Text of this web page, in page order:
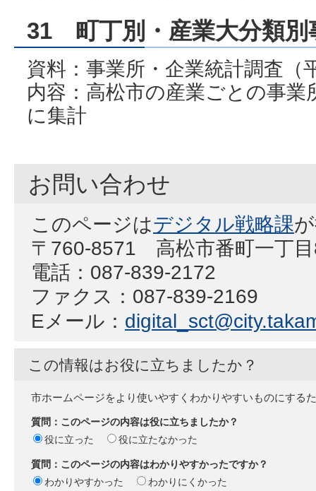
31 町丁別・産業大分類別
資料：事業所・企業統計調査（
内容：高松市の産業ごとの事業
に集計
お問い合わせ
このページはデジタル戦略課
〒760-8571 高松市番町一丁
電話：087-839-2172
ファクス：087-839-2169
Eメール：
この情報はお役に立ちましたか？
市ホームページをより使いやすくわかりやすいものにする
質問：このページの内容は役に立ちましたか？
役に立った
役に立たなかった
質問：このページの内容はわかりやすかったですか？
わかりやすかった
わかりにくかった